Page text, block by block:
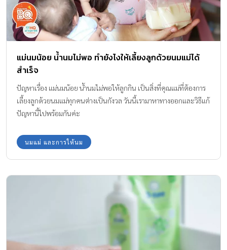
แม่นมน้อย น้ำนมไม่พอ ทำยังไงให้เลี้ยงลูกด้วยนมแม่ได้
สำเร็จ
ปัญหาเรื่อง แม่นมน้อย น้ำนมไม่พอให้ลูกกิน เป็นสิ่งที่คุณแม่ที่ต้องการ
เลี้ยงลูกด้วยนมแม่ทุกคนต่างเป็นกังวล วันนี้เรามาหาทางออกและวิธีแก้
ปัญหานี้ไปพร้อมกันค่ะ
นมแม่ และการให้นม